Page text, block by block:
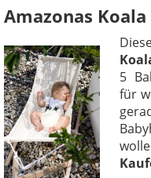
Amazonas
5
für